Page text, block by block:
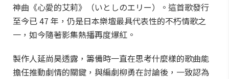
神曲《心愛的艾莉》（いとしのエリー）。這首歌發行
至今已 47 年，仍是日本樂壇最具代表性的不朽情歌之
一，如今隨著影集熱播再度爆紅。
製作人延尚昊透露，籌備時一直在思考什麼樣的歌曲能
擔任推動劇情的關鍵，與編劇柳勇在討論後，一致認為